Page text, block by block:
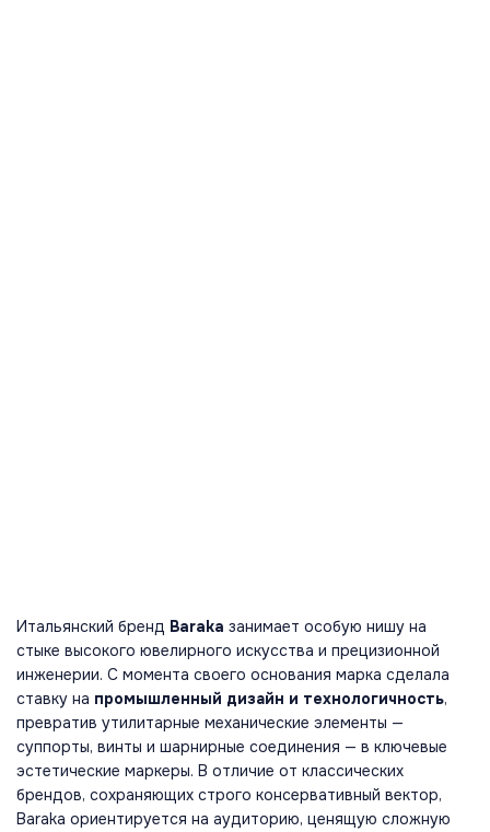
Итальянский бренд Baraka занимает особую нишу на
стыке высокого ювелирного искусства и прецизионной
инженерии. С момента своего основания марка сделала
ставку на промышленный дизайн и технологичность,
превратив утилитарные механические элементы —
суппорты, винты и шарнирные соединения — в ключевые
эстетические маркеры. В отличие от классических
брендов, сохраняющих строго консервативный вектор,
Baraka ориентируется на аудиторию, ценящую сложную